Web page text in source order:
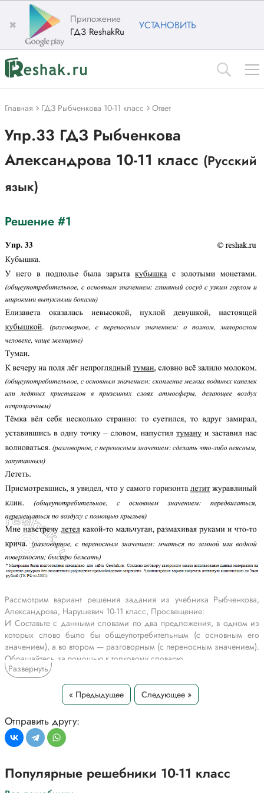
✖
Приложение
ГДЗ ReshakRu
УСТАНОВИТЬ
Главная ГДЗ Рыбченкова 10-11 класс Ответ
Упр.33 ГДЗ Рыбченкова
Александрова 10-11 класс (Русский
язык)
Решение #1
Рассмотрим вариант решения задания из учебника Рыбченкова,
Александрова, Нарушевич 10-11 класс, Просвещение:
И Составьте с данными словами по два предложения, в одном из
которых слово было бы общеупотребительным (с основным его
значением), а во втором — разговорным (с переносным значением).
Обращайтесь за помощью к толковому словарю.
Кубышка. Туман. Лететь.
У него в подполье была зарыта кубышка с золотыми монетами.
(общеупотребительное, с основным значением: глиняный сосуд с
узким горлом и широкими выпуклыми боками)
Елизавета оказалась невысокой, пухлой девушкой, настоящей
малорослом человеке, чаще женщине)
Туман.
К вечеру на поля лёг непроглядный туман, словно всё залило
Развернуть
« Предыдущее Следующее »
Отправить другу:
Популярные решебники 10-11 класс